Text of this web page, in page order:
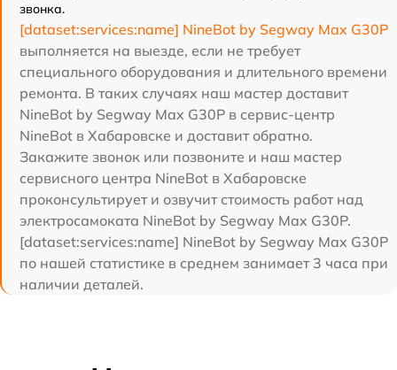
звонка.
[dataset:services:name] NineBot by Segway Max G30P
выполняется на выезде, если не требует
специального оборудования и длительного времени
ремонта. В таких случаях наш мастер доставит
NineBot by Segway Max G30P в сервис-центр
NineBot в Хабаровске и доставит обратно.
Закажите звонок или позвоните и наш мастер
сервисного центра NineBot в Хабаровске
проконсультирует и озвучит стоимость работ над
электросамоката NineBot by Segway Max G30P.
[dataset:services:name] NineBot by Segway Max G30P
по нашей статистике в среднем занимает 3 часа при
наличии деталей.